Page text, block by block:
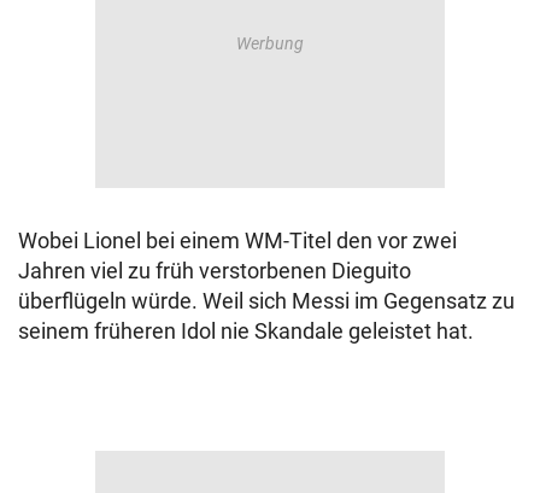
Wobei Lionel bei einem WM-Titel den vor zwei
Jahren viel zu früh verstorbenen Dieguito
überflügeln würde. Weil sich Messi im Gegensatz zu
seinem früheren Idol nie Skandale geleistet hat.